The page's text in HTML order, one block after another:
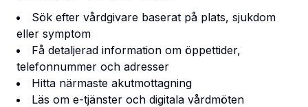
Sök efter vårdgivare baserat på plats, sjukdom
eller symptom
Få detaljerad information om öppettider,
telefonnummer och adresser
Hitta närmaste akutmottagning
Läs om e-tjänster och digitala vårdmöten